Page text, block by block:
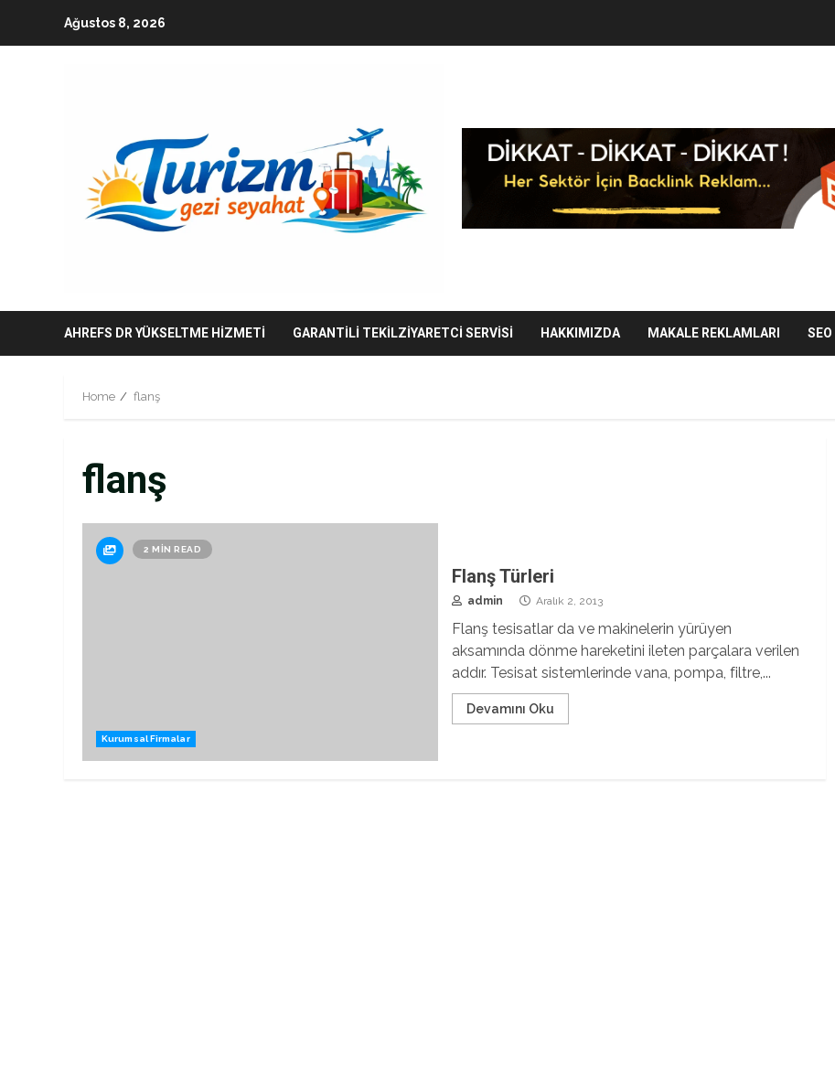
Ağustos 8, 2026
AHREFS DR YÜKSELTME HIZMETI GARANTILI TEKILZIYARETCI SERVISI HAKKIMIZDA MAKALE REKLAMLARI
Home flanş
flanş
2 MIN READ
Kurumsal Firmalar
Flanş Türleri
admin Aralık 2, 2013
Flanş tesisatlar da ve makinelerin yürüyen
aksamında dönme hareketini ileten parçalara verilen
addır. Tesisat sistemlerinde vana, pompa, filtre,...
Devamını Oku